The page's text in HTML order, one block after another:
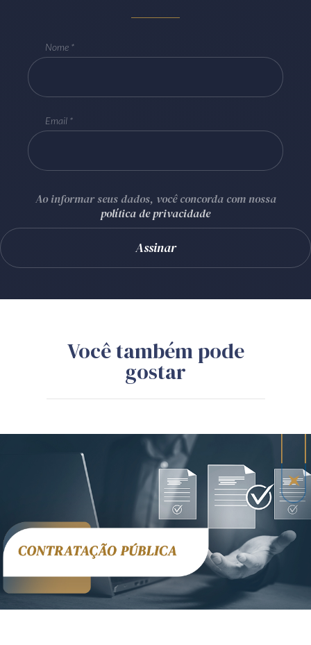
Nome
Email
Ao informar seus dados, você concorda com nossa
política de privacidade
Você também pode
gostar